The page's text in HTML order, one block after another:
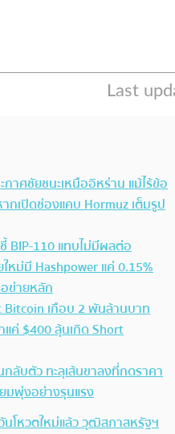
าศชัยชนะเหนืออิหร่าน แม้ไร้ข้อ
กเปิดช่องแคบ Hormuz เต็มรูป
BIP-110 แทบไม่มีผลต่อ
หม่มี Hashpower แค่ 0.15%
ข่ายหลัก
Bitcoin เกือบ 2 พันล้านบาท
ค่ $400 ลุ้นเกิด Short
บตัว ทะลุเส้นขาลงที่กดราคา
มพุ่งอย่างรุนแรง
นโหวตใหม่แล้ว วุฒิสภาสหรัฐฯ